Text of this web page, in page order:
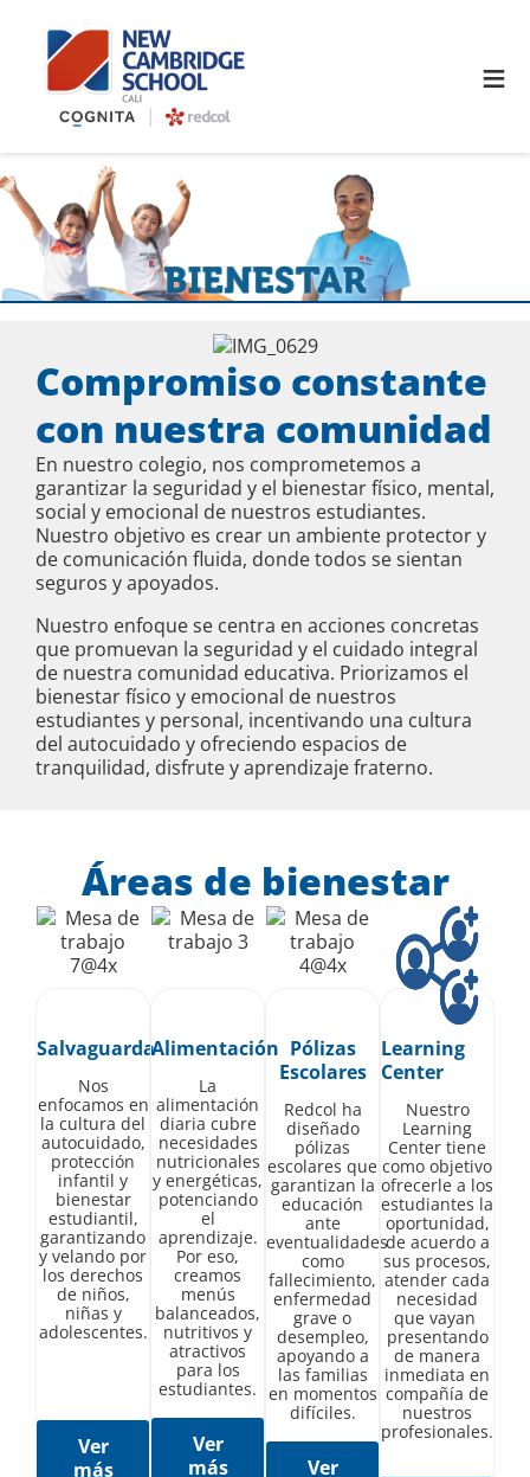
≡
Compromiso constante
con nuestra comunidad
En nuestro colegio, nos comprometemos a
garantizar la seguridad y el bienestar físico, mental,
social y emocional de nuestros estudiantes.
Nuestro objetivo es crear un ambiente protector y
de comunicación fluida, donde todos se sientan
seguros y apoyados.
Nuestro enfoque se centra en acciones concretas
que promuevan la seguridad y el cuidado integral
de nuestra comunidad educativa. Priorizamos el
bienestar físico y emocional de nuestros
estudiantes y personal, incentivando una cultura
del autocuidado y ofreciendo espacios de
tranquilidad, disfrute y aprendizaje fraterno.
Áreas de bienestar
Salvaguarda
Nos
enfocamos en
la cultura del
autocuidado,
protección
infantil y
bienestar
estudiantil,
garantizando
y velando por
los derechos
de niños,
niñas y
adolescentes.
Ver
más
Alimentación
La
alimentación
diaria cubre
necesidades
nutricionales
y energéticas,
potenciando
el
aprendizaje.
Por eso,
creamos
menús
balanceados,
nutritivos y
atractivos
para los
estudiantes.
Ver
más
Pólizas
Escolares
Redcol ha
diseñado
pólizas
escolares que
garantizan la
educación
ante
eventualidades
como
fallecimiento,
enfermedad
grave o
desempleo,
apoyando a
las familias
en momentos
difíciles.
Ver
Learning
Center
Nuestro
Learning
Center tiene
como objetivo
ofrecerle a los
estudiantes la
oportunidad,
de acuerdo a
sus procesos,
atender cada
necesidad
que vayan
presentando
de manera
inmediata en
compañía de
nuestros
profesionales.